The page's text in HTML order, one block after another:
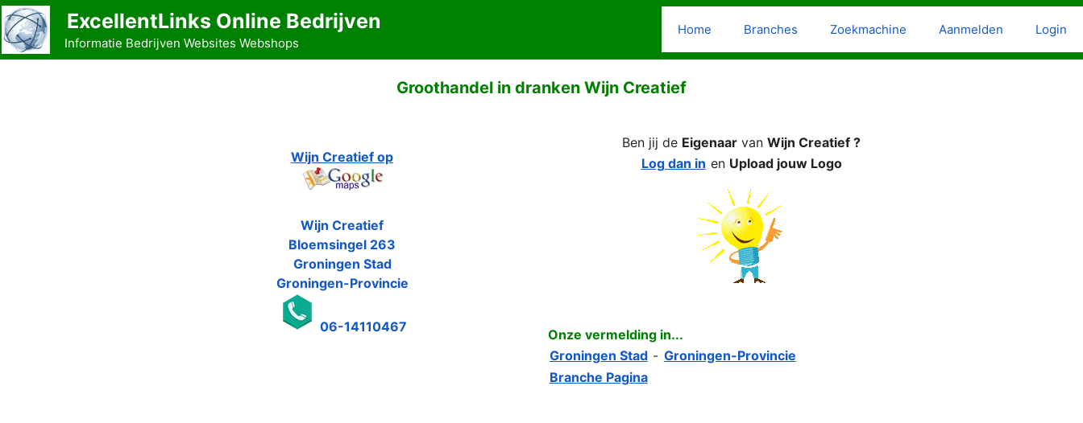
Ga
naar
de
ExcellentLinks Online Bedrijven
Informatie Bedrijven Websites Webshops
Home Branches Zoekmachine Aanmelden Login
Groothandel in dranken Wijn Creatief
Wijn Creatief op
Wijn Creatief
Bloemsingel 263
Groningen Stad
Groningen-Provincie
06-14110467
Ben jij de Eigenaarvan Wijn Creatief ?
Log dan in en Upload jouw Logo
Onze vermelding in...
Groningen Stad - Groningen-Provincie
Branche Pagina